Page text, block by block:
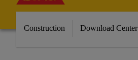
Construction Download Center